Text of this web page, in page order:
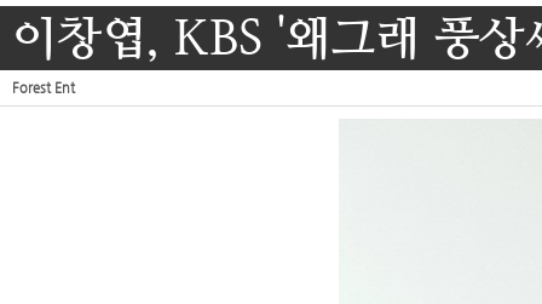
이창엽, KBS '왜그래 풍
Forest Ent